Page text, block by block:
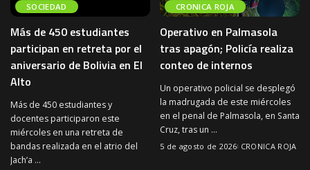
SOCIEDAD
Más de 450 estudiantes
participan en retreta por el
aniversario de Bolivia en El
Alto
Más de 450 estudiantes y
docentes participaron este
miércoles en una retreta de
bandas realizada en el atrio del
Jach’a ...
CRONICA ROJA
Operativo en Palmasola
tras apagón; Policía realiza
conteo de internos
Un operativo policial se desplegó
la madrugada de este miércoles
en el penal de Palmasola, en Santa
Cruz, tras un ...
5 de agosto de 2026 CRONICA ROJA